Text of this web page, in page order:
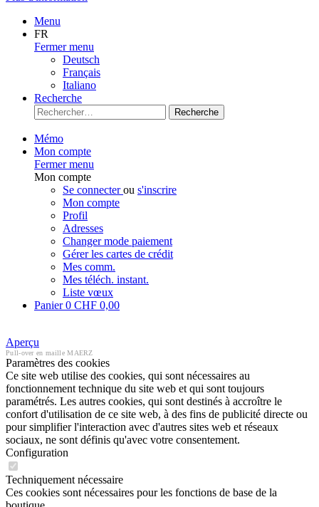
Menu
FR
Fermer menu
Deutsch
Français
Italiano
Recherche
Recherche
Mémo
Mon compte
Fermer menu
Mon compte
Se connecterou s'inscrire
Mon compte
Profil
Adresses
Changer mode paiement
Gérer les cartes de crédit
Mes comm.
Mes téléch. instant.
Liste vœux
Panier0 CHF 0,00
Aperçu
Pull-over en maille MAERZ
Paramètres des cookies
Ce site web utilise des cookies, qui sont nécessaires au
fonctionnement technique du site web et qui sont toujours
paramétrés. Les autres cookies, qui sont destinés à accroître le
confort d'utilisation de ce site web, à des fins de publicité directe ou
pour simplifier l'interaction avec d'autres sites web et réseaux
sociaux, ne sont définis qu'avec votre consentement.
Configuration
Techniquement nécessaire
Ces cookies sont nécessaires pour les fonctions de base de la